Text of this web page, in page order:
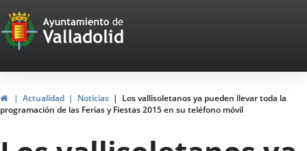
Portal
Web
del
Ayuntamiento
de
InicioActualidad Noticias
Los vallisoletanos ya pueden llevar toda la
programación de las Ferias y Fiestas 2015 en su teléfono móvil